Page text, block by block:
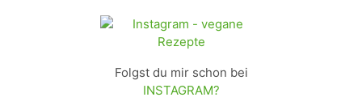
Folgst du mir schon bei
INSTAGRAM?